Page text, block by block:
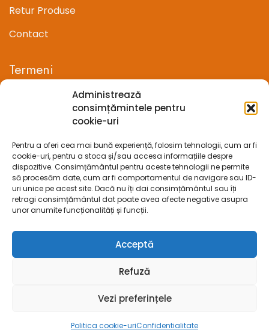
Administrează
consimțămintele pentru
cookie-uri
Pentru a oferi cea mai bună experiență, folosim tehnologii, cum ar fi
cookie-uri, pentru a stoca și/sau accesa informațiile despre
dispozitive. Consimțământul pentru aceste tehnologii ne permite
să procesăm date, cum ar fi comportamentul de navigare sau ID-
uri unice pe acest site. Dacă nu îți dai consimțământul sau îți
retragi consimțământul dat poate avea afecte negative asupra
unor anumite funcționalități și funcții.
Acceptă
Refuză
Vezi preferințele
Politica cookie-uriConfidentialitate
Retur Produse
Contact
Termeni
Termeni si conditii
Confidentialitate
Politica cookie-uri (UE)
Prelucrarea datelor cu caracter personal
Legal